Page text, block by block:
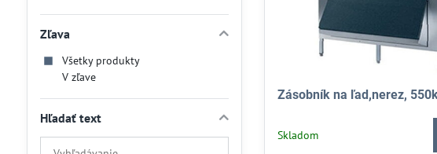
Zásobník na ľad,nerez,
Skladom
Zľava
Všetky produkty
V zľave
Hľadať text
Prehľadať